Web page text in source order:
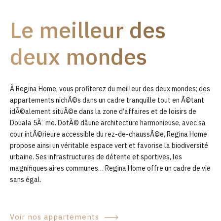
0
Le meilleur des
deux mondes
Ã Regina Home, vous profiterez du meilleur des deux mondes; des
appartements nichÃ©s dans un cadre tranquille tout en Ã©tant
idÃ©alement situÃ©e dans la zone d’affaires et de loisirs de
Douala 5Ã¨me. DotÃ© dâune architecture harmonieuse, avec sa
cour intÃ©rieure accessible du rez-de-chaussÃ©e, Regina Home
propose ainsi un véritable espace vert et favorise la biodiversité
urbaine. Ses infrastructures de détente et sportives, les
magnifiques aires communes… Regina Home offre un cadre de vie
sans égal.
Voir nos appartements